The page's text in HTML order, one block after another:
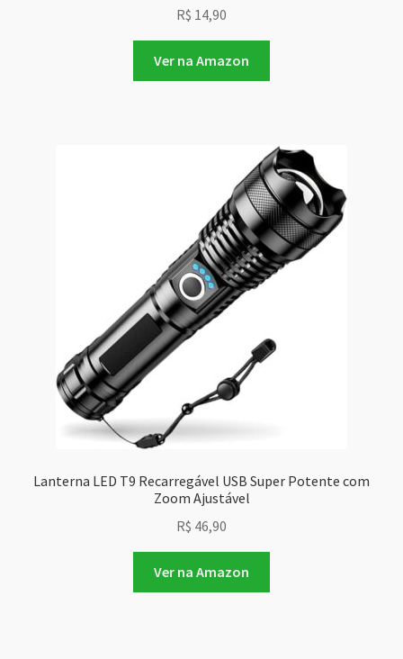
R$ 14,90
Ver na Amazon
Lanterna LED T9 Recarregável USB Super Potente com
Zoom Ajustável
R$ 46,90
Ver na Amazon